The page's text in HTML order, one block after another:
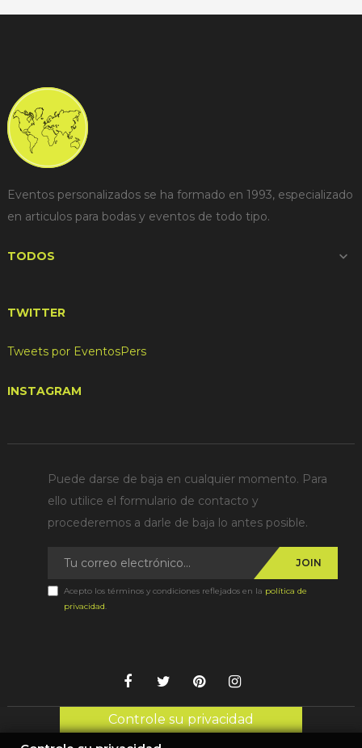
Eventos personalizados se ha formado en 1993, especializado
en articulos para bodas y eventos de todo tipo.
TODOS 
TWITTER
Tweets por EventosPers
INSTAGRAM
Puede darse de baja en cualquier momento. Para
ello utilice el formulario de contacto y
procederemos a darle de baja lo antes posible.
JOIN
Acepto los términos y condiciones reflejados en la política de
privacidad.
Controle su privacidad